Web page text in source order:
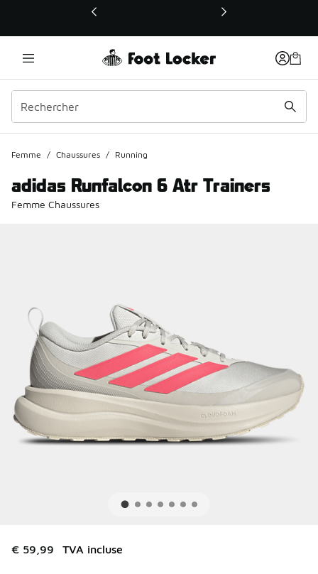
Ce lien ouvrira une nouvelle fenêtre
Femme / Chaussures / Running
adidas Runfalcon 6 Atr Trainers
Femme Chaussures
€ 59,99 TVA incluse